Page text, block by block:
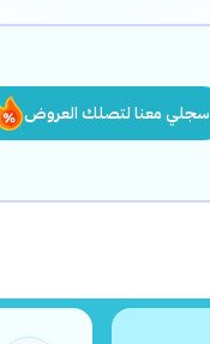
سجلي معنا لتصلك العروض